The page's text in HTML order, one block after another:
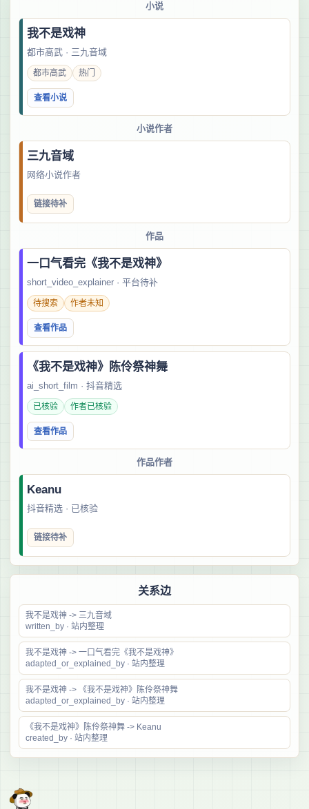
小说
我不是戏神
都市高武 · 三九音域
都市高武 热门
查看小说
小说作者
三九音域
网络小说作者
链接待补
作品
一口气看完《我不是戏神》
short_video_explainer · 平台待补
待搜索 作者未知
查看作品
《我不是戏神》陈伶祭神舞
ai_short_film · 抖音精选
已核验 作者已核验
查看作品
作品作者
Keanu
抖音精选 · 已核验
链接待补
关系边
我不是戏神 -> 三九音域
written_by · 站内整理
我不是戏神 -> 一口气看完《我不是戏神》
adapted_or_explained_by · 站内整理
我不是戏神 -> 《我不是戏神》陈伶祭神舞
adapted_or_explained_by · 站内整理
《我不是戏神》陈伶祭神舞 -> Keanu
created_by · 站内整理